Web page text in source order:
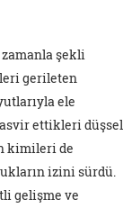
şekli
gerileten
ele
ettikleri düşsel
kimileri de
izini sürdü.
gelişme ve